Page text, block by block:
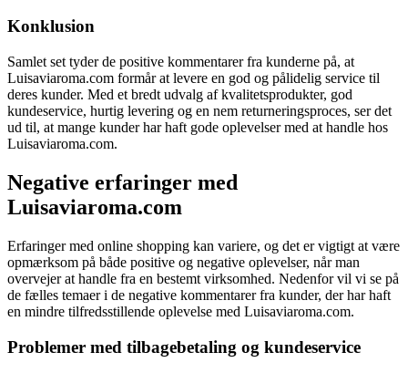
Konklusion
Samlet set tyder de positive kommentarer fra kunderne på, at
Luisaviaroma.com formår at levere en god og pålidelig service til
deres kunder. Med et bredt udvalg af kvalitetsprodukter, god
kundeservice, hurtig levering og en nem returneringsproces, ser det
ud til, at mange kunder har haft gode oplevelser med at handle hos
Luisaviaroma.com.
Negative erfaringer med
Luisaviaroma.com
Erfaringer med online shopping kan variere, og det er vigtigt at være
opmærksom på både positive og negative oplevelser, når man
overvejer at handle fra en bestemt virksomhed. Nedenfor vil vi se på
de fælles temaer i de negative kommentarer fra kunder, der har haft
en mindre tilfredsstillende oplevelse med Luisaviaroma.com.
Problemer med tilbagebetaling og kundeservice